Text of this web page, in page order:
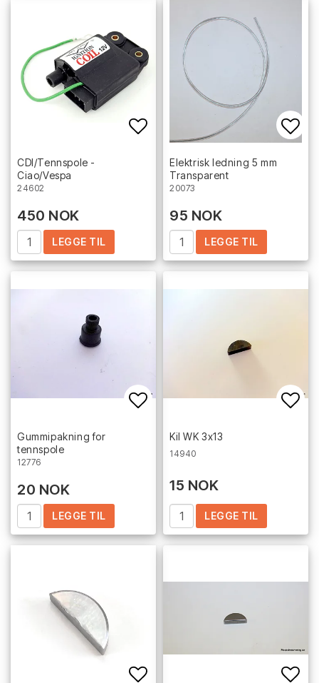
Add to list of favorites
CDI/Tennspole -
Ciao/Vespa
24602
450 NOK
LEGGE TIL
Elektrisk ledning 5 mm
Transparent
20073
95 NOK
LEGGE TIL
Add to list of favorites
Gummipakning for
tennspole
12776
20 NOK
LEGGE TIL
Kil WK 3x13
14940
15 NOK
LEGGE TIL